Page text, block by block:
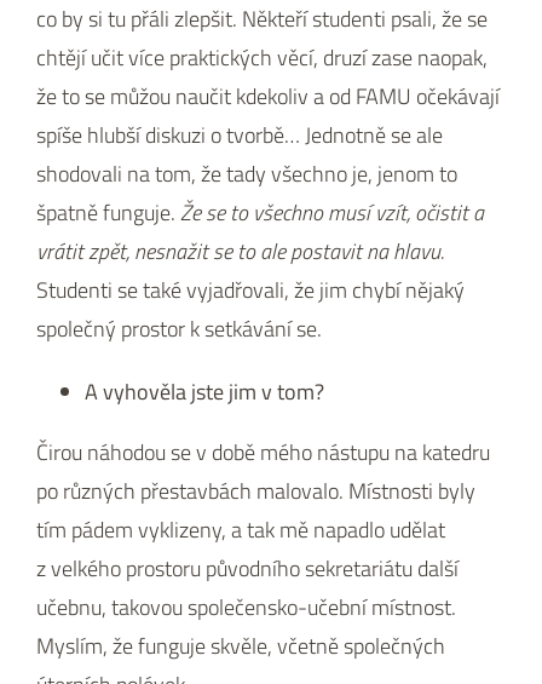
co by si tu přáli zlepšit. Někteří studenti psali, že se
chtějí učit více praktických věcí, druzí zase naopak,
že to se můžou naučit kdekoliv a od FAMU očekávají
spíše hlubší diskuzi o tvorbě… Jednotně se ale
shodovali na tom, že tady všechno je, jenom to
špatně funguje.Že se to všechno musí vzít, očistit a
vrátit zpět, nesnažit se to ale postavit na hlavu.
Studenti se také vyjadřovali, že jim chybí nějaký
společný prostor k setkávání se.
A vyhověla jste jim v tom?
Čirou náhodou se v době mého nástupu na katedru
po různých přestavbách malovalo. Místnosti byly
tím pádem vyklizeny, a tak mě napadlo udělat
z velkého prostoru původního sekretariátu další
učebnu, takovou společensko-učební místnost.
Myslím, že funguje skvěle, včetně společných